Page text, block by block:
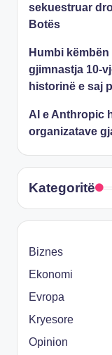
sekuestruar
Botës
Humbi
gjimnastja 10-
historinë e saj
AI e Anthropic
organizatave
Kategoritë
Biznes
Ekonomi
Evropa
Kryesore
Opinion